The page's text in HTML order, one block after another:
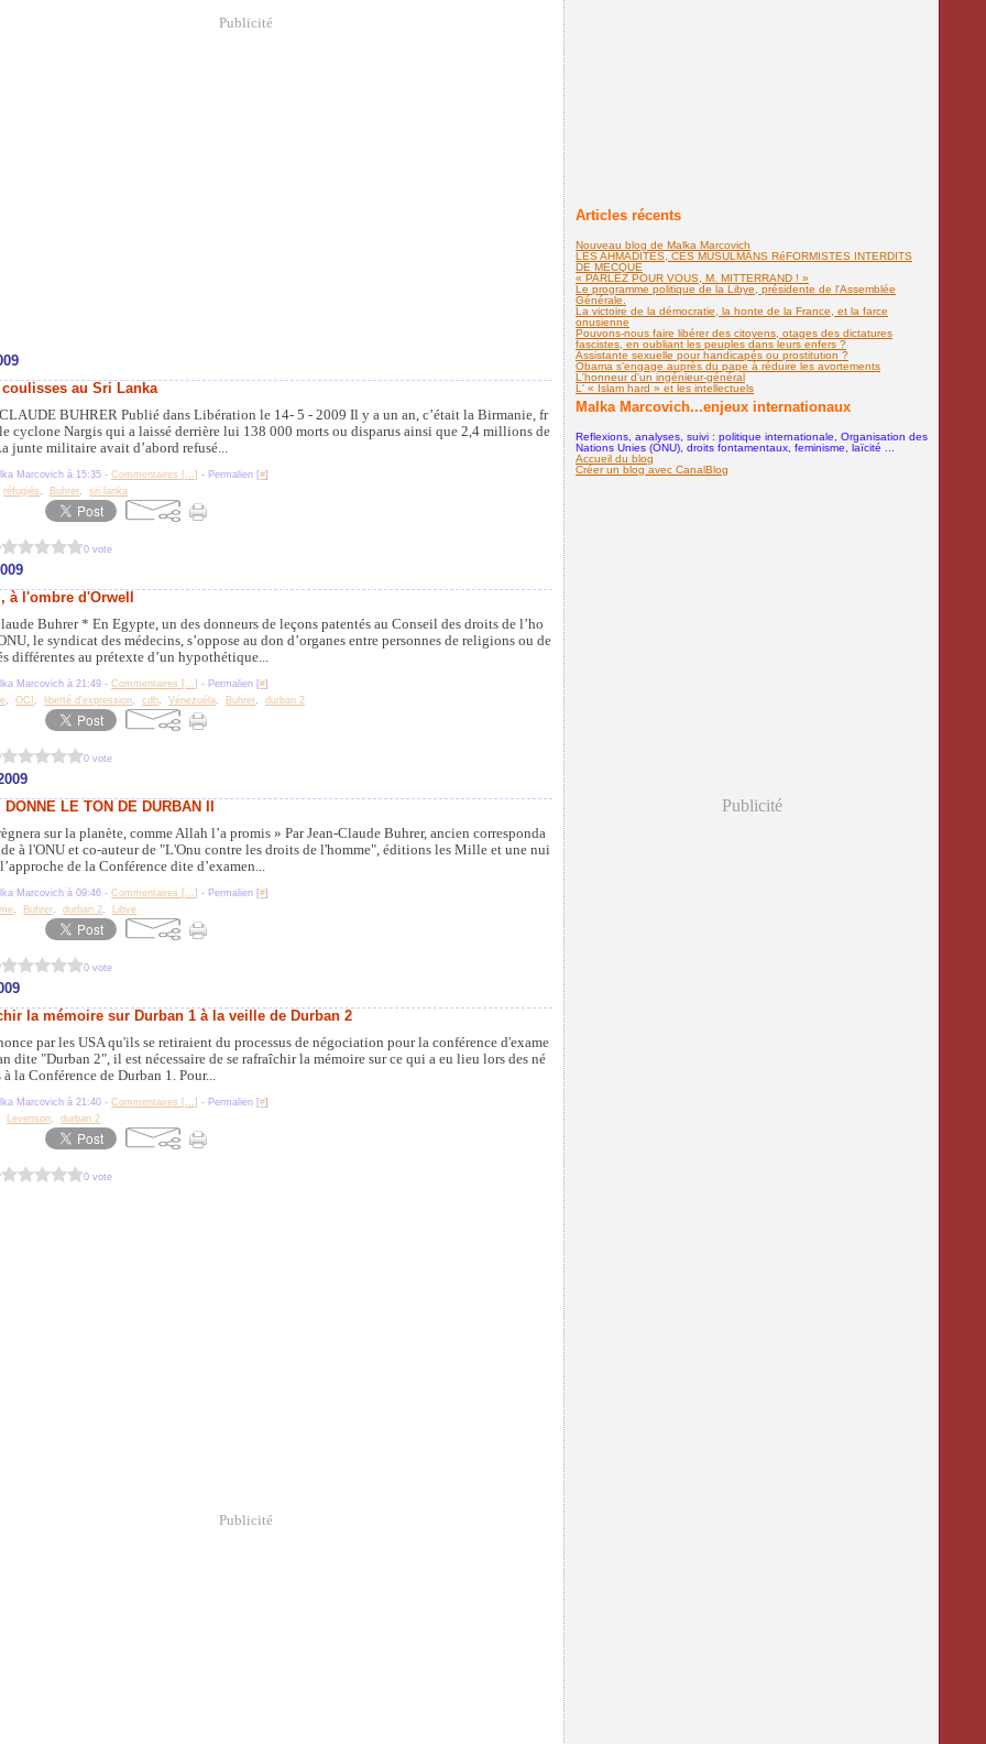
Publicité
coulisses au Sri Lanka
BUHRER Publié dans Libération le 14- 5 - 2009 Il y a un an, c’était la Birmanie, fr
cyclone Nargis qui a laissé derrière lui 138 000 morts ou disparus ainsi que 2,4 millions de
junte militaire avait d’abord refusé...
Marcovich à 15:35 -Commentaires […] - Permalien [#]
réfugiés , Buhrer,sri lanka
0 vote
à l'ombre d'Orwell
Buhrer * En Egypte, un des donneurs de leçons patentés au Conseil des droits de l’ho
le syndicat des médecins, s’oppose au don d’organes entre personnes de religions ou de
différentes au prétexte d’un hypothétique...
Marcovich à 21:49 -Commentaires […] - Permalien [#]
,OCI , liberté d'expression,cdh,Vénezuéla, Buhrer,durban 2
0 vote
DONNE LE TON DE DURBAN II
sur la planète, comme Allah l’a promis » Par Jean-Claude Buhrer, ancien corresponda
à l'ONU et co-auteur de "L'Onu contre les droits de l'homme", éditions les Mille et une nui
de la Conférence dite d’examen...
Marcovich à 09:46 -Commentaires […] - Permalien [#]
, Buhrer,durban 2, Libye
0 vote
la mémoire sur Durban 1 à la veille de Durban 2
par les USA qu'ils se retiraient du processus de négociation pour la conférence d'exame
dite "Durban 2", il est nécessaire de se rafraîchir la mémoire sur ce qui a eu lieu lors des né
la Conférence de Durban 1. Pour...
Marcovich à 21:40 -Commentaires […] - Permalien [#]
Levenson,durban 2
0 vote
Publicité
Articles récents
Nouveau blog de Malka Marcovich
LES AHMADITES, CES MUSULMANS RéFORMISTES INTERDITS
DE MECQUE
« PARLEZ POUR VOUS, M. MITTERRAND ! »
Le programme politique de la Libye, présidente de l'Assemblée
Générale.
La victoire de la démocratie, la honte de la France, et la farce
onusienne
Pouvons-nous faire libérer des citoyens, otages des dictatures
fascistes, en oubliant les peuples dans leurs enfers ?
Assistante sexuelle pour handicapés ou prostitution ?
Obama s'engage auprès du pape à réduire les avortements
L'honneur d'un ingénieur-général
L' « Islam hard » et les intellectuels
Malka Marcovich...enjeux internationaux
Reflexions, analyses, suivi : politique internationale, Organisation des
Nations Unies (ONU), droits fontamentaux, feminisme, laïcité ...
Accueil du blog
Créer un blog avec CanalBlog
Publicité